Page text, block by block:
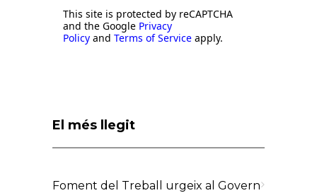
This site is protected by reCAPTCHA
and the Google Privacy
Policy and Terms of Service apply.
El més llegit
Foment del Treball urgeix al Govern